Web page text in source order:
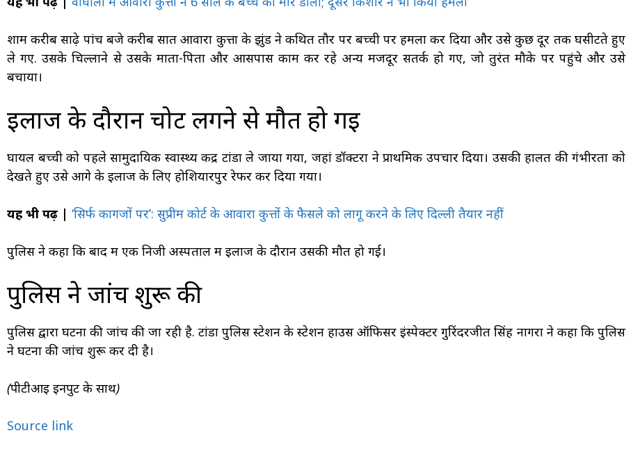
शाम करीब साढ़े पांच बजे करीब सात आवारा कुत्तों के झुंड ने कथित तौर पर बच्ची पर हमला कर दिया और उसे कुछ दूर तक घसीटते हुए
ले गए. उसके चिल्लाने से उसके माता-पिता और आसपास काम कर रहे अन्य मजदूर सतर्क हो गए, जो तुरंत मौके पर पहुंचे और उसे
बचाया।
इलाज के दौरान चोट लगने से मौत हो गई
घायल बच्ची को पहले सामुदायिक स्वास्थ्य केंद्र टांडा ले जाया गया, जहां डॉक्टरों ने प्राथमिक उपचार दिया। उसकी हालत की गंभीरता को
देखते हुए उसे आगे के इलाज के लिए होशियारपुर रेफर कर दिया गया।
यह भी पढ़ें | ‘सिर्फ कागजों पर’: सुप्रीम कोर्ट के आवारा कुत्तों के फैसले को लागू करने के लिए दिल्ली तैयार नहीं
पुलिस ने कहा कि बाद में एक निजी अस्पताल में इलाज के दौरान उसकी मौत हो गई।
पुलिस ने जांच शुरू की
पुलिस द्वारा घटना की जांच की जा रही है. टांडा पुलिस स्टेशन के स्टेशन हाउस ऑफिसर इंस्पेक्टर गुरिंदरजीत सिंह नागरा ने कहा कि पुलिस
ने घटना की जांच शुरू कर दी है।
(पीटीआई इनपुट के साथ)
Source link